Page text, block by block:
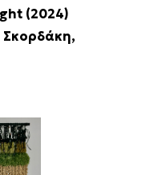
light (2024)